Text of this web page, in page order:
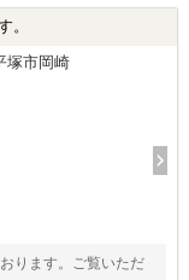
。
塚市岡崎
ります。ご覧いただ